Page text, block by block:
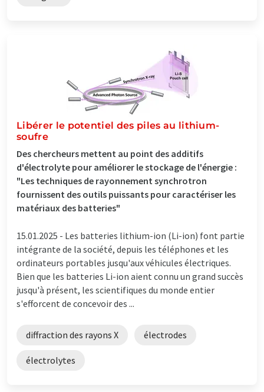
Libérer le potentiel des piles au lithium-
soufre
Des chercheurs mettent au point des additifs
d'électrolyte pour améliorer le stockage de l'énergie :
"Les techniques de rayonnement synchrotron
fournissent des outils puissants pour caractériser les
matériaux des batteries"
15.01.2025 - Les batteries lithium-ion (Li-ion) font partie
intégrante de la société, depuis les téléphones et les
ordinateurs portables jusqu'aux véhicules électriques.
Bien que les batteries Li-ion aient connu un grand succès
jusqu'à présent, les scientifiques du monde entier
s'efforcent de concevoir des ...
diffraction des rayons X électrodes
électrolytes